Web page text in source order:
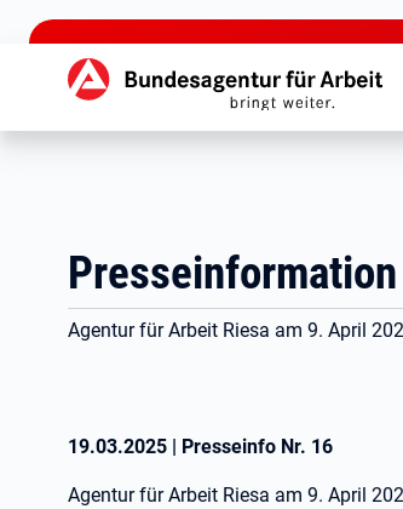
zu den Hauptinhalten springen
Hauptnavigation
Presseinformation
Agentur für Arbeit Riesa am 9. April
19.03.2025 | Presseinfo Nr. 16
Agentur für Arbeit Riesa am 9. April